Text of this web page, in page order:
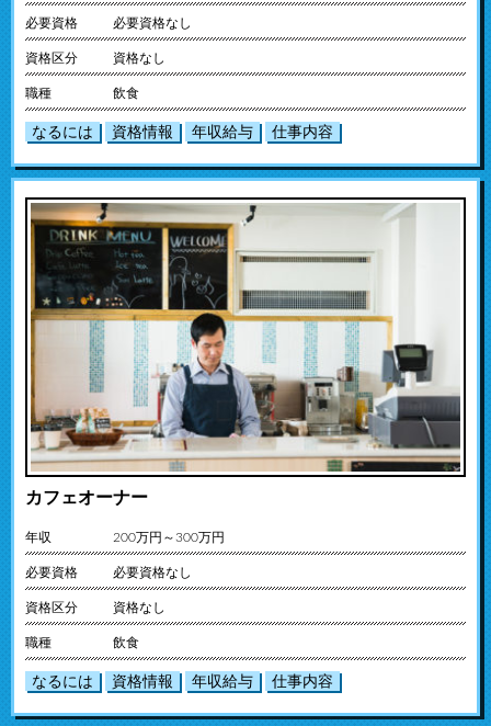
必要資格 必要資格なし
資格区分 資格なし
職種 飲食
なるには 資格情報 年収給与 仕事内容
カフェオーナー
年収 200万円～300万円
必要資格 必要資格なし
資格区分 資格なし
職種 飲食
なるには 資格情報 年収給与 仕事内容